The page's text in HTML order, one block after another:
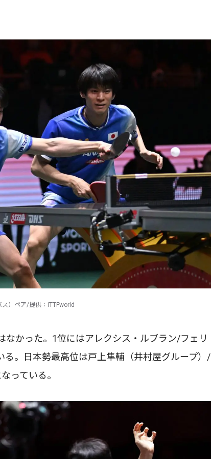
）ペア/提供：ITTFworld
かった。1位にはアレクシス・ルブラン/フェリ
る。日本勢最高位は戸上隼輔（井村屋グループ）/
っている。